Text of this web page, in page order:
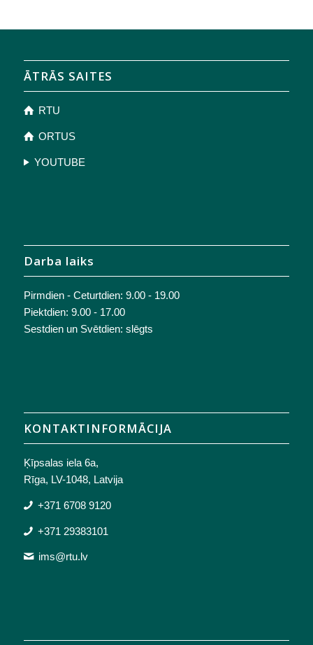
ĀTRĀS SAITES
RTU
ORTUS
YOUTUBE
Darba laiks
Pirmdien - Ceturtdien: 9.00 - 19.00
Piektdien: 9.00 - 17.00
Sestdien un Svētdien: slēgts
KONTAKTINFORMĀCIJA
Ķīpsalas iela 6a,
Rīga, LV-1048, Latvija
+371 6708 9120
+371 29383101
ims@rtu.lv